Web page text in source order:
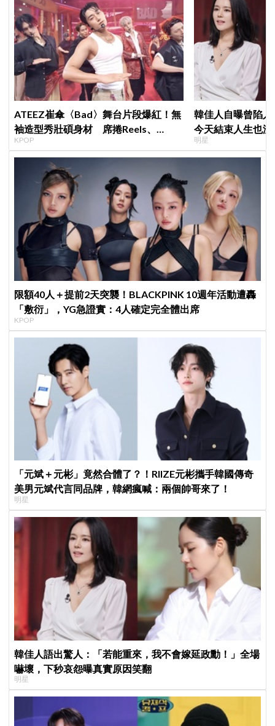
ATEEZ崔傘〈Bad〉舞台片段爆紅！無
袖造型秀壯碩身材 席捲Reels、
Shorts演算法
KPOP
韓佳人自曝曾陷
今天結束人生也
YouTube重拾生
明星
限額40人＋提前2天突襲！BLACKPINK 10週年活動遭轟
「敷衍」，YG急證實：4人確定完全體出席
KPOP
「元斌＋元彬」竟然合體了？！RIIZE元彬攜手韓國傳奇
美男元斌代言同品牌，韓網瘋喊：兩個帥哥來了！
明星
韓佳人語出驚人：「若能重來，我不會嫁延政勳！」全場
嚇壞，下秒哀怨曝真實原因笑翻
明星